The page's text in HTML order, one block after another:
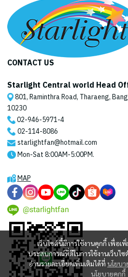
เว็บไซต์นี้มีการใช้งานคุกกี้ เพื่อ
ประสบการณ์ที่ดีในการใช้งานเว็บไ
อ่านรายละเอียดเพิ่มเติมได้ที่ นโยบ
นโยบายคุกกี้
CONTACT US
Starlight Central world Head
801, Raminthra Road, Tharaeng,
10230
02-946-5971-4
02-114-8086
starlightfan@hotmail.com
Mon-Sat 8:00AM-5:00PM.
MAP
@starlightfan